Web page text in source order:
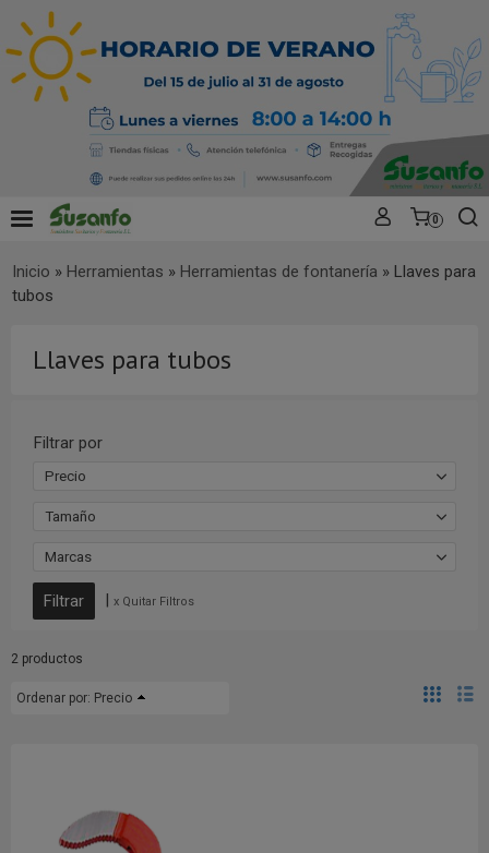
0
Inicio » Herramientas » Herramientas de fontanería » Llaves para
tubos
Llaves para tubos
Filtrar por
Precio
Tamaño
Marcas
| x Quitar Filtros
2 productos
Ordenar por: Precio